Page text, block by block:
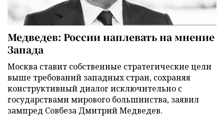
Медведев: России наплевать на мнение
Запада
Москва ставит собственные стратегические цели
выше требований западных стран, сохраняя
конструктивный диалог исключительно с
государствами мирового большинства, заявил
зампред Совбеза Дмитрий Медведев.